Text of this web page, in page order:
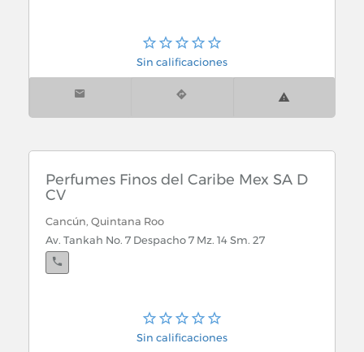
Sin calificaciones
Perfumes Finos del Caribe Mex SA D
CV
Cancún, Quintana Roo
Av. Tankah No. 7 Despacho 7 Mz. 14 Sm. 27
Sin calificaciones